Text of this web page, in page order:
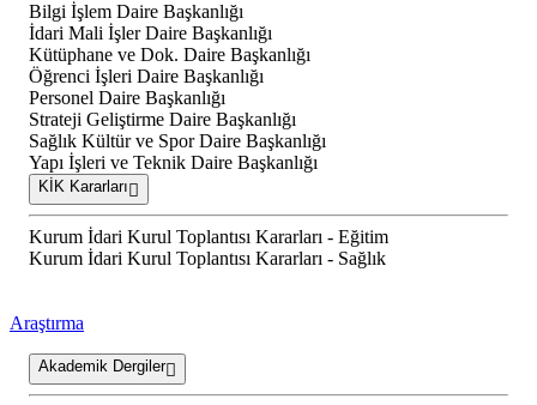
Bilgi İşlem Daire Başkanlığı
İdari Mali İşler Daire Başkanlığı
Kütüphane ve Dok. Daire Başkanlığı
Öğrenci İşleri Daire Başkanlığı
Personel Daire Başkanlığı
Strateji Geliştirme Daire Başkanlığı
Sağlık Kültür ve Spor Daire Başkanlığı
Yapı İşleri ve Teknik Daire Başkanlığı
KİK Kararları
Kurum İdari Kurul Toplantısı Kararları - Eğitim
Kurum İdari Kurul Toplantısı Kararları - Sağlık
Araştırma
Akademik Dergiler